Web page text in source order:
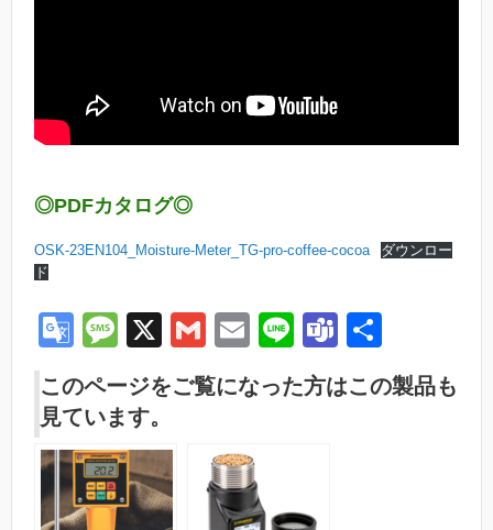
◎PDFカタログ◎
OSK-23EN104_Moisture-Meter_TG-pro-coffee-cocoa
ダウンロー
ド
G
o
gl
e
Tr
M
ss
a
g
e
X
G
m
ail
E
ail
Li
n
e
T
a
有
このページをご覧になった方はこの製品も
見ています。